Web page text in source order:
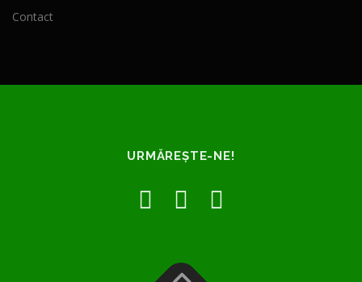
Contact
URMĂREȘTE-NE!